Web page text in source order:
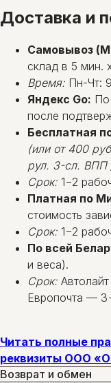
Доставка и
Самовывоз
склад в 5 мин.
Время: Пн-Чт:
Яндекс Go: По
после
Бесплатная
(или от 400
рул. 3-сл. ВПП
Срок: 1−2
Платная по
стоимость
Срок: 1−2
По всей
и веса).
Срок:
Европочта —
Читать полные
реквизиты ООО
Возврат и обмен